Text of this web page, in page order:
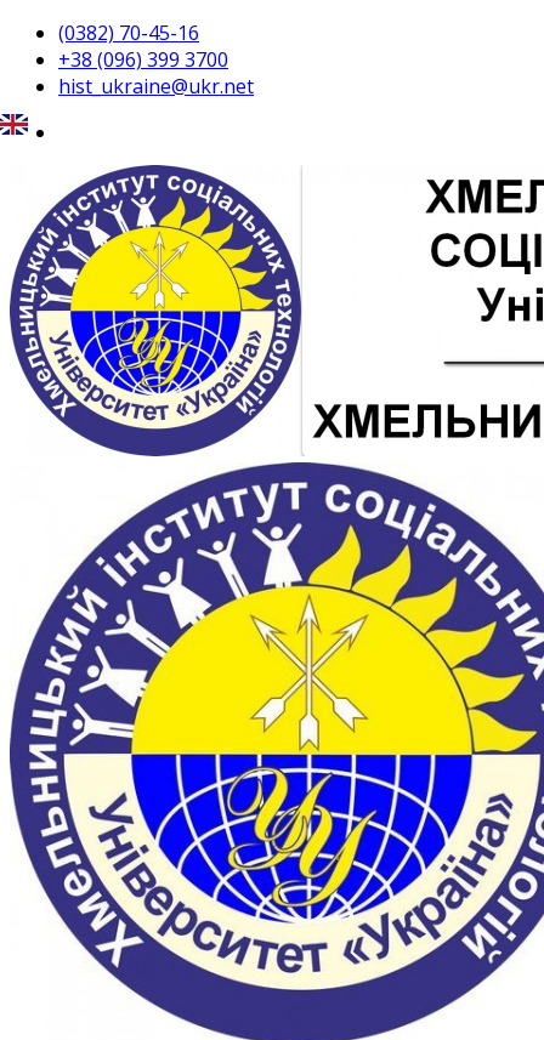
(0382) 70-45-16
+38 (096) 399 3700
hist_ukraine@ukr.net